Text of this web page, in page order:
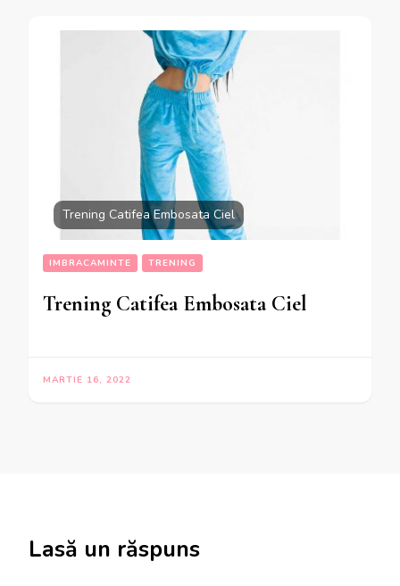
Trening Catifea Embosata Ciel
IMBRACAMINTE TRENING
Trening Catifea Embosata Ciel
MARTIE 16, 2022
Lasă un răspuns